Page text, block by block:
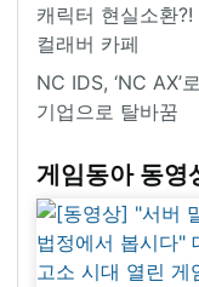
캐릭터 현실소환?!
컬래버 카페
NC IDS, ‘NC AX’
기업으로 탈바꿈
게임동아 동영